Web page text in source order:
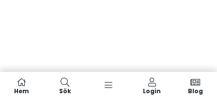
Hem Sök Login Blog